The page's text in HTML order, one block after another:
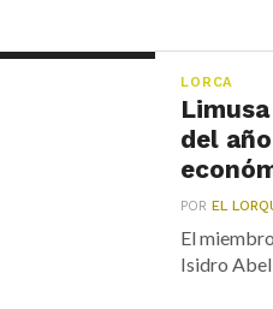
LORCA
del
POREL
El
Isidro